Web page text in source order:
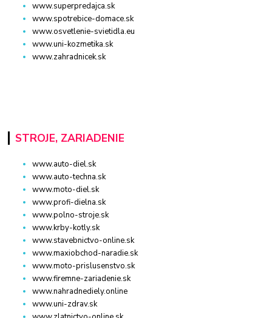
www.superpredajca.sk
www.spotrebice-domace.sk
www.osvetlenie-svietidla.eu
www.uni-kozmetika.sk
www.zahradnicek.sk
STROJE, ZARIADENIE
www.auto-diel.sk
www.auto-techna.sk
www.moto-diel.sk
www.profi-dielna.sk
www.polno-stroje.sk
www.krby-kotly.sk
www.stavebnictvo-online.sk
www.maxiobchod-naradie.sk
www.moto-prislusenstvo.sk
www.firemne-zariadenie.sk
www.nahradnediely.online
www.uni-zdrav.sk